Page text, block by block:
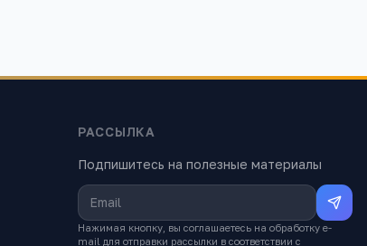
РАССЫЛКА
Подпишитесь на полезные материалы
Нажимая кнопку, вы соглашаетесь на обработку e-
mail для отправки рассылки в соответствии с